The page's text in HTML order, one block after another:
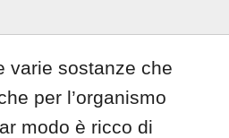
varie sostanze che
per l’organismo
modo è ricco di